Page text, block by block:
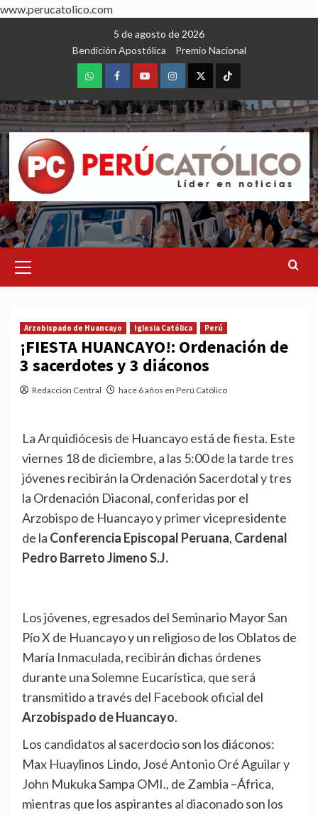
www.perucatolico.com
5 de agosto de 2026
Bendición Apostólica
Premio Nacional
WhatsAppFacebookYoutubeInstagram
X TikTok
Menu
Arzobispado de Huancayo Iglesia Católica Perú
¡FIESTA HUANCAYO!: Ordenación de
3 sacerdotes y 3 diáconos
Redacción Central hace 6 años en Perú Católico
La Arquidiócesis de Huancayo está de fiesta. Este
viernes 18 de diciembre, a las 5:00 de la tarde tres
jóvenes recibirán la Ordenación Sacerdotal y tres
la Ordenación Diaconal, conferidas por el
Arzobispo de Huancayo y primer vicepresidente
de la Conferencia Episcopal Peruana, Cardenal
Pedro Barreto Jimeno S.J.
Los jóvenes, egresados del Seminario Mayor San
Pío X de Huancayo y un religioso de los Oblatos de
María Inmaculada, recibirán dichas órdenes
durante una Solemne Eucarística, que será
transmitido a través del Facebook oficial del
Arzobispado de Huancayo.
Los candidatos al sacerdocio son los diáconos:
Max Huaylinos Lindo, José Antonio Oré Aguilar y
John Mukuka Sampa OMI., de Zambia –África,
mientras que los aspirantes al diaconado son los